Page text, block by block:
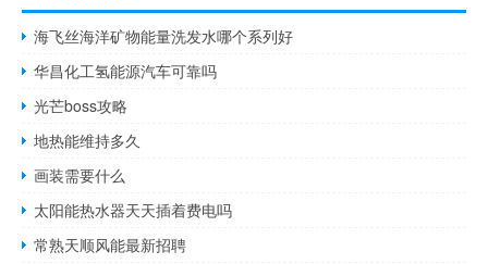
海飞丝海洋矿物能量洗发水哪个系列好
华昌化工氢能源汽车可靠吗
光芒boss攻略
地热能维持多久
画装需要什么
太阳能热水器天天插着费电吗
常熟天顺风能最新招聘